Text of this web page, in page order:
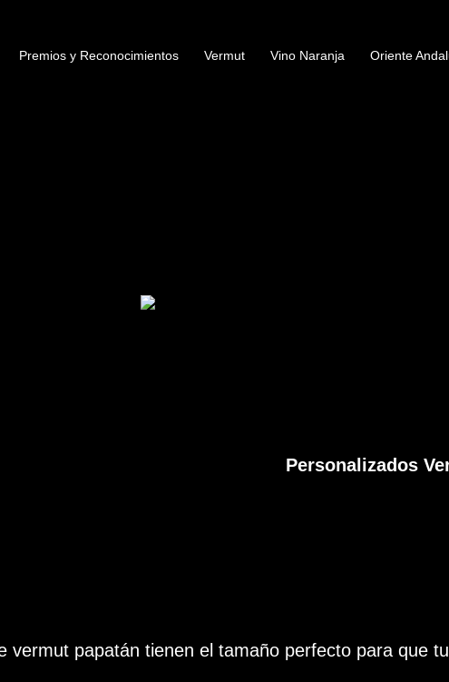
Premios y Reconocimientos Vermut Vino Naranja Oriente
Personalizados
vermut papatán tienen el tamaño perfecto para que